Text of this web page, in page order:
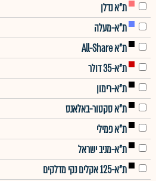
ת"א נדלן
ת"א-מעלה
ת"א All-Share
ת"א-35 דולר
ת"א-רימון
ת"א סקטור-באלאנס
ת"א פמילי
ת"א-מניב ישראל
ת"א-125 אקלים נקי מדלקים